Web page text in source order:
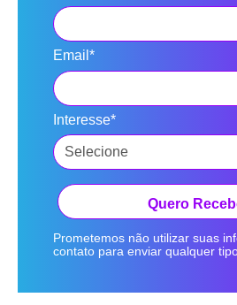
Email*
Interesse*
Quero
Prometemos não utilizar suas
contato para enviar qualquer